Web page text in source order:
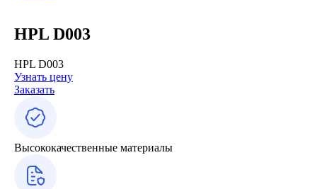
HPL D003
HPL D003
Узнать цену
Заказать
Высококачественные материалы